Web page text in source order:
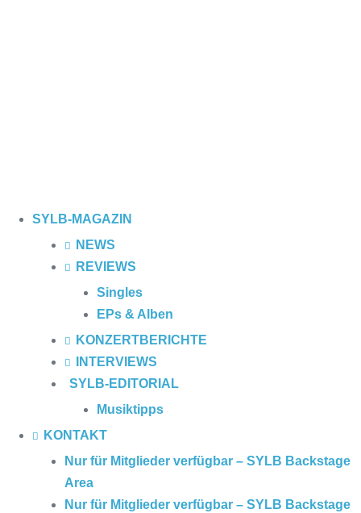
SYLB-MAGAZIN
NEWS
REVIEWS
Singles
EPs & Alben
KONZERTBERICHTE
INTERVIEWS
SYLB-EDITORIAL
Musiktipps
KONTAKT
Nur für Mitglieder verfügbar – SYLB Backstage
Area
Nur für Mitglieder verfügbar – SYLB Backstage